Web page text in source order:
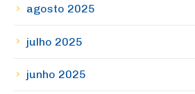
agosto 2025
julho 2025
junho 2025